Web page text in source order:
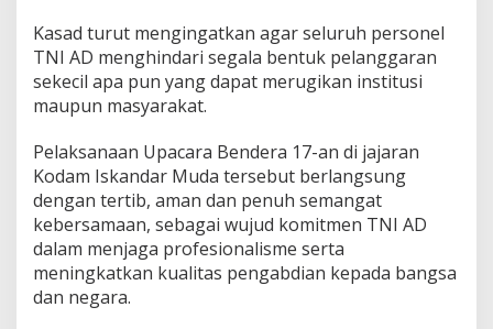
Kasad turut mengingatkan agar seluruh personel
TNI AD menghindari segala bentuk pelanggaran
sekecil apa pun yang dapat merugikan institusi
maupun masyarakat.
Pelaksanaan Upacara Bendera 17-an di jajaran
Kodam Iskandar Muda tersebut berlangsung
dengan tertib, aman dan penuh semangat
kebersamaan, sebagai wujud komitmen TNI AD
dalam menjaga profesionalisme serta
meningkatkan kualitas pengabdian kepada bangsa
dan negara.